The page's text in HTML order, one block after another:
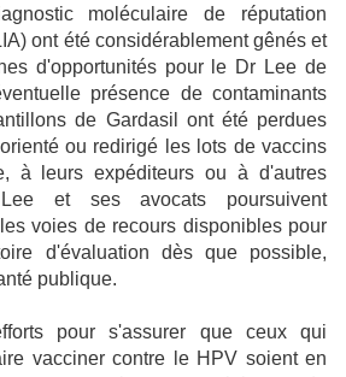
moléculaire de réputation
ont été considérablement gênés et
d'opportunités pour le Dr Lee de
présence de contaminants
de Gardasil ont été perdues
ou redirigé les lots de vaccins
à leurs expéditeurs ou à d'autres
et ses avocats poursuivent
voies de recours disponibles pour
d'évaluation dès que possible,
publique.
pour s'assurer que ceux qui
vacciner contre le HPV soient en